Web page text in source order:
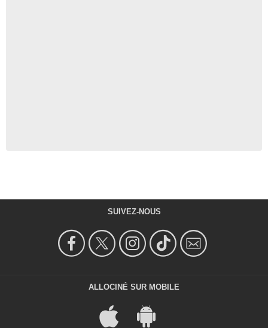
SUIVEZ-NOUS
ALLOCINÉ SUR MOBILE